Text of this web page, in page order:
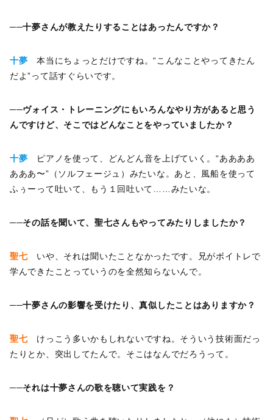
──十夢さんが教えたりすることはあったんですか？
十夢 本当にちょっとだけですね。“こんなことやってきたん
だよ”って話すぐらいです。
──ヴォイス・トレーニングにもいろんなやり方があると思う
んですけど、そこではどんなことをやっていましたか？
十夢 ピアノを使って、どんどん音を上げていく。“ああああ
あああ〜”（ソルフェージュ）みたいな。あと、風船を使って
ふぅーって吐いて、もう１回吐いて……みたいな。
──その話を聞いて、聖七さんもやってみたりしましたか？
聖七 いや、それは聞いたことなかったです。兄がボイトレで
学んできたことっていうのを全然知らないんで。
──十夢さんの影響を受けたり、真似したことはありますか？
聖七 けっこう多いかもしれないですね。そういう技術面だっ
たりとか、突出してたんで。そこはなんでだろうって。
──それは十夢さんの歌を聴いて実践を？